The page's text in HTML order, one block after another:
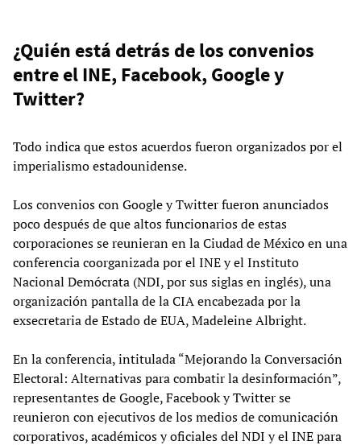
¿Quién está detrás de los convenios
entre el INE, Facebook, Google y
Twitter?
Todo indica que estos acuerdos fueron organizados por el
imperialismo estadounidense.
Los convenios con Google y Twitter fueron anunciados
poco después de que altos funcionarios de estas
corporaciones se reunieran en la Ciudad de México en una
conferencia coorganizada por el INE y el Instituto
Nacional Demócrata (NDI, por sus siglas en inglés), una
organización pantalla de la CIA encabezada por la
exsecretaria de Estado de EUA, Madeleine Albright.
En la conferencia, intitulada “Mejorando la Conversación
Electoral: Alternativas para combatir la desinformación”,
representantes de Google, Facebook y Twitter se
reunieron con ejecutivos de los medios de comunicación
corporativos, académicos y oficiales del NDI y el INE para